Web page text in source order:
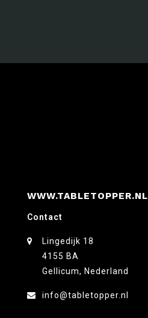
WWW.TABLETOPPER.NL
Contact
Lingedijk 18
4155 BA
Gellicum, Nederland
info@tabletopper.nl